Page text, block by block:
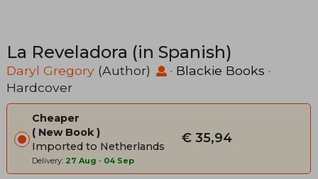
La Reveladora (in Spanish)
Daryl Gregory (Author) · Blackie Books ·
Hardcover
Cheaper
New Book
Imported to Netherlands
Delivery: 27 Aug - 04 Sep
€ 35,94